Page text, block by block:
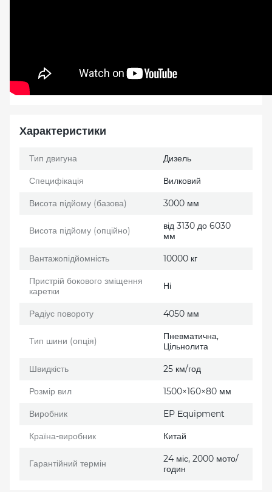
Характеристики
Тип двигуна Дизель
Специфікація Вилковий
Висота підйому (базова) 3000 мм
Висота підйому (опційно)
від 3130 до 6030
мм
Вантажопідйомність 10000 кг
Пристрій бокового зміщення
каретки
Ні
Радіус повороту 4050 мм
Тип шини (опція)
Пневматична,
Цільнолита
Швидкість 25 км/год
Розмір вил 1500×160×80 мм
Виробник EP Еquipment
Країна-виробник Китай
Гарантійний термін
24 міс, 2000 мото/
годин